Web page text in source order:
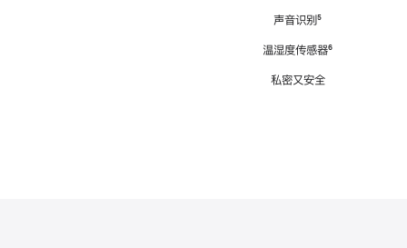
声音识别脚
⁵
温湿度传感器脚
⁶
私密又安全